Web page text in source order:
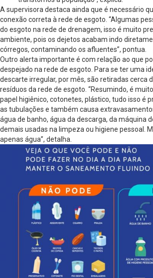
A supervisora destaca ainda que é necessário
conexão correta à rede de esgoto. “Algumas
do esgoto na rede de drenagem, isso é muito
ambiente, pois os dejetos acabam indo
córregos, contaminando os afluentes”, pontua.
Outro alerta importante é com relação ao que
despejado na rede de esgoto. Para se ter uma
descarte irregular, por mês, são retiradas cerca
resíduos da rede de esgoto. “Resumindo, é
papel higiênico, cotonetes, plástico, tudo isso é
as tubulações e também causa
água de banho, água da descarga, da máquina
demais usadas na limpeza ou higiene pessoal.
apenas água”, detalha.